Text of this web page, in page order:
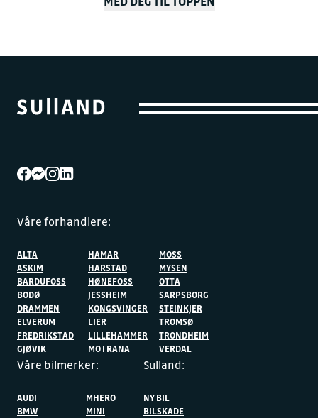
Våre forhandlere:
ALTA
ASKIM
BARDUFOSS
BODØ
DRAMMEN
ELVERUM
FREDRIKSTAD
GJØVIK
HAMAR
HARSTAD
HØNEFOSS
JESSHEIM
KONGSVINGER
LIER
LILLEHAMMER
MO I RANA
MOSS
MYSEN
OTTA
SARPSBORG
STEINKJER
TROMSØ
TRONDHEIM
VERDAL
Våre bilmerker:
AUDI
BMW
MHERO
MINI
Sulland:
NY BIL
BILSKADE